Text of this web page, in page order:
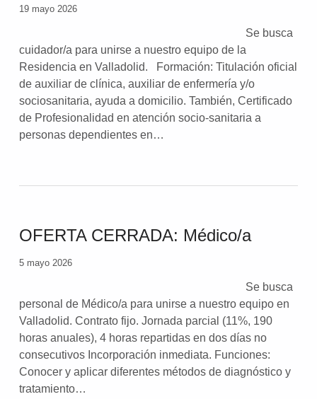
19 mayo 2026
Se busca
cuidador/a para unirse a nuestro equipo de la
Residencia en Valladolid. Formación: Titulación oficial
de auxiliar de clínica, auxiliar de enfermería y/o
sociosanitaria, ayuda a domicilio. También, Certificado
de Profesionalidad en atención socio-sanitaria a
personas dependientes en…
OFERTA CERRADA: Médico/a
5 mayo 2026
Se busca
personal de Médico/a para unirse a nuestro equipo en
Valladolid. Contrato fijo. Jornada parcial (11%, 190
horas anuales), 4 horas repartidas en dos días no
consecutivos Incorporación inmediata. Funciones:
Conocer y aplicar diferentes métodos de diagnóstico y
tratamiento…